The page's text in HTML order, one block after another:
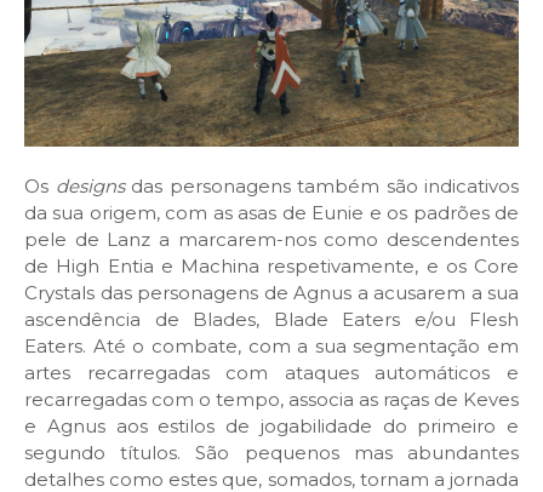
Os designs das personagens também são indicativos
da sua origem, com as asas de Eunie e os padrões de
pele de Lanz a marcarem-nos como descendentes
de High Entia e Machina respetivamente, e os Core
Crystals das personagens de Agnus a acusarem a sua
ascendência de Blades, Blade Eaters e/ou Flesh
Eaters. Até o combate, com a sua segmentação em
artes recarregadas com ataques automáticos e
recarregadas com o tempo, associa as raças de Keves
e Agnus aos estilos de jogabilidade do primeiro e
segundo títulos. São pequenos mas abundantes
detalhes como estes que, somados, tornam a jornada